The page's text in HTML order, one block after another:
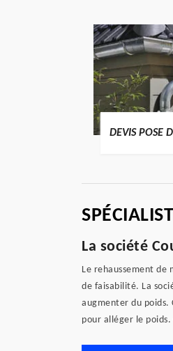
DEVIS POSE
La société
Le rehaussement de
de faisabilité. La
augmenter du
pour alléger le